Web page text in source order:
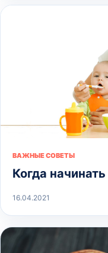
ВАЖНЫЕ СОВЕТЫ
Когда
16.04.2021